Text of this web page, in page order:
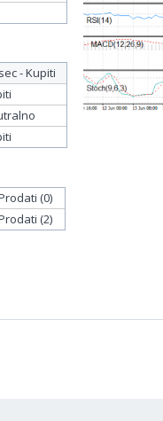
- Kupiti
(0)
(2)